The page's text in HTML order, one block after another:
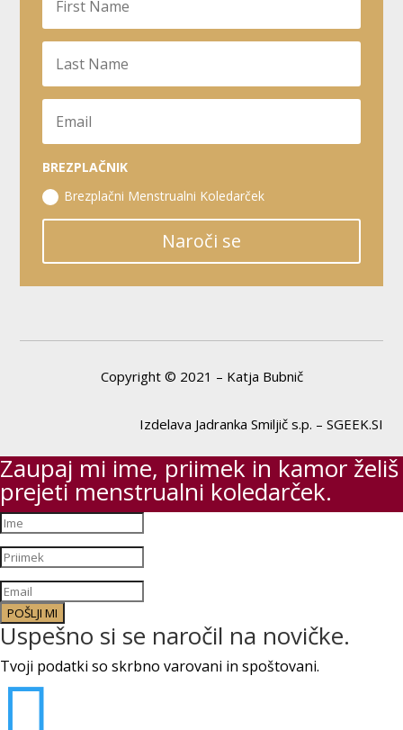
BREZPLAČNIK
Brezplačni Menstrualni Koledarček
Naroči se
Copyright © 2021 – Katja Bubnič
Izdelava Jadranka Smiljič s.p. – SGEEK.SI
Zaupaj mi ime, priimek in kamor želiš
prejeti menstrualni koledarček.
POŠLJI MI
Uspešno si se naročil na novičke.
Tvoji podatki so skrbno varovani in spoštovani.